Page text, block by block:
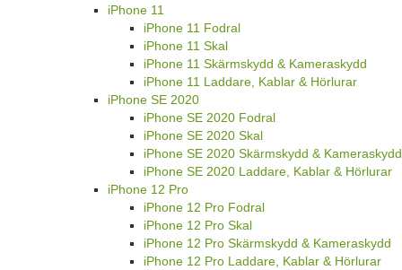
iPhone 11
iPhone 11 Fodral
iPhone 11 Skal
iPhone 11 Skärmskydd & Kameraskydd
iPhone 11 Laddare, Kablar & Hörlurar
iPhone SE 2020
iPhone SE 2020 Fodral
iPhone SE 2020 Skal
iPhone SE 2020 Skärmskydd & Kameraskydd
iPhone SE 2020 Laddare, Kablar & Hörlurar
iPhone 12 Pro
iPhone 12 Pro Fodral
iPhone 12 Pro Skal
iPhone 12 Pro Skärmskydd & Kameraskydd
iPhone 12 Pro Laddare, Kablar & Hörlurar